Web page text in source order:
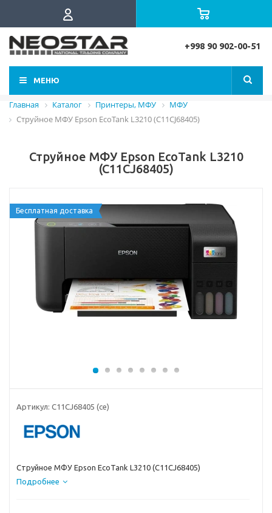
+998 90 902-00-51
МЕНЮ
Главная Каталог Принтеры, МФУ
МФУ
Струйное МФУ Epson EcoTank L3210 (C11CJ68405)
Струйное МФУ Epson EcoTank L3210
(C11CJ68405)
Бесплатная доставка
Артикул: C11CJ68405 (ce)
Струйное МФУ Epson EcoTank L3210 (C11CJ68405)
Подробнее